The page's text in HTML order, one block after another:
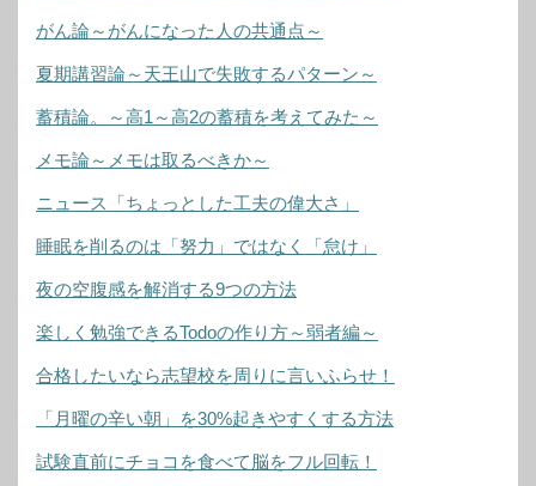
がん論～がんになった人の共通点～
夏期講習論～天王山で失敗するパターン～
蓄積論。～高1～高2の蓄積を考えてみた～
メモ論～メモは取るべきか～
ニュース「ちょっとした工夫の偉大さ」
睡眠を削るのは「努力」ではなく「怠け」
夜の空腹感を解消する9つの方法
楽しく勉強できるTodoの作り方～弱者編～
合格したいなら志望校を周りに言いふらせ！
「月曜の辛い朝」を30%起きやすくする方法
試験直前にチョコを食べて脳をフル回転！